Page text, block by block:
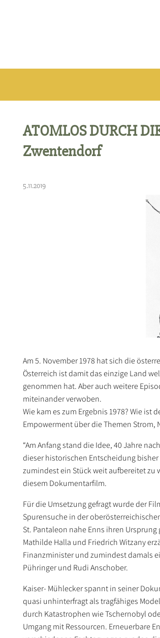
ATOMLOS DURCH
Zwentendorf
5.11.2019
Am 5. November 1978 hat sich die
Österreich ist damit das einzige Land
genommen hat. Aber auch weitere
miteinander verwoben.
Wie kam es zum Ergebnis 1978? Wie
Empowerment über die Themen
“Am Anfang stand die Idee, 40 Jahre
dieser historischen Entscheidung
zumindest ein Stück weit aufbereitet zu
diesem Dokumentarfilm.
Für die Umsetzung gefragt wurde der
Spurensuche in der
St. Pantaleon nahe Enns ihren
Mathilde Halla und Friedrich Witzany
Finanzminister und zumindest damals
Pühringer und Rudi Anschober.
Kaiser- Mühlecker spannt in seiner
quasi unhinterfragt als tragfähiges
durch Katastrophen wie Tschernobyl
Umgang mit Ressourcen. Erneuerbare